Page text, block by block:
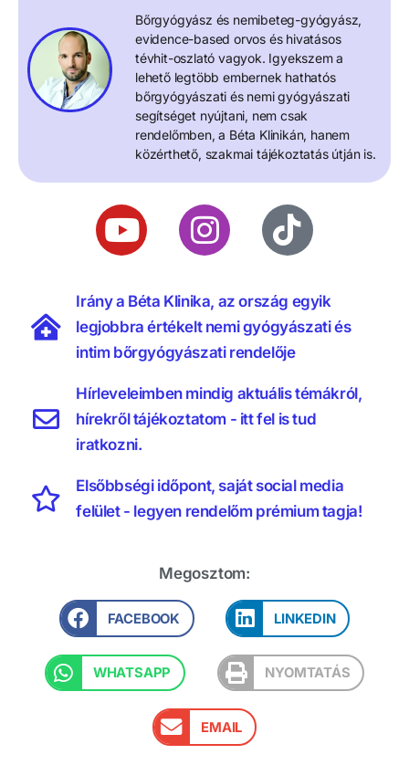
Bőrgyógyász és nemibeteg-gyógyász,
evidence-based orvos és hivatásos
tévhit-oszlató vagyok. Igyekszem a
lehető legtöbb embernek hathatós
bőrgyógyászati és nemi gyógyászati
segítséget nyújtani, nem csak
rendelőmben, a Béta Klinikán, hanem
közérthető, szakmai tájékoztatás útján is.
Irány a Béta Klinika, az ország egyik
legjobbra értékelt nemi gyógyászati és
intim bőrgyógyászati rendelője
Hírleveleimben mindig aktuális témákról,
hírekről tájékoztatom - itt fel is tud
iratkozni.
Elsőbbségi időpont, saját social media
felület - legyen rendelőm prémium tagja!
Megosztom:
FACEBOOK LINKEDIN
WHATSAPP NYOMTATÁS
EMAIL